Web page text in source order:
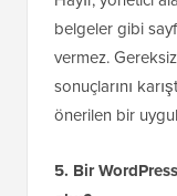
Tam gizlilik için,
etiketini
4. Sayfaları
SEO'suna zarar
Hayır, yönetici